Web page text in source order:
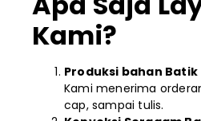
Kami?
Produksi bahan Batik
Kami menerima
cap, sampai tulis.